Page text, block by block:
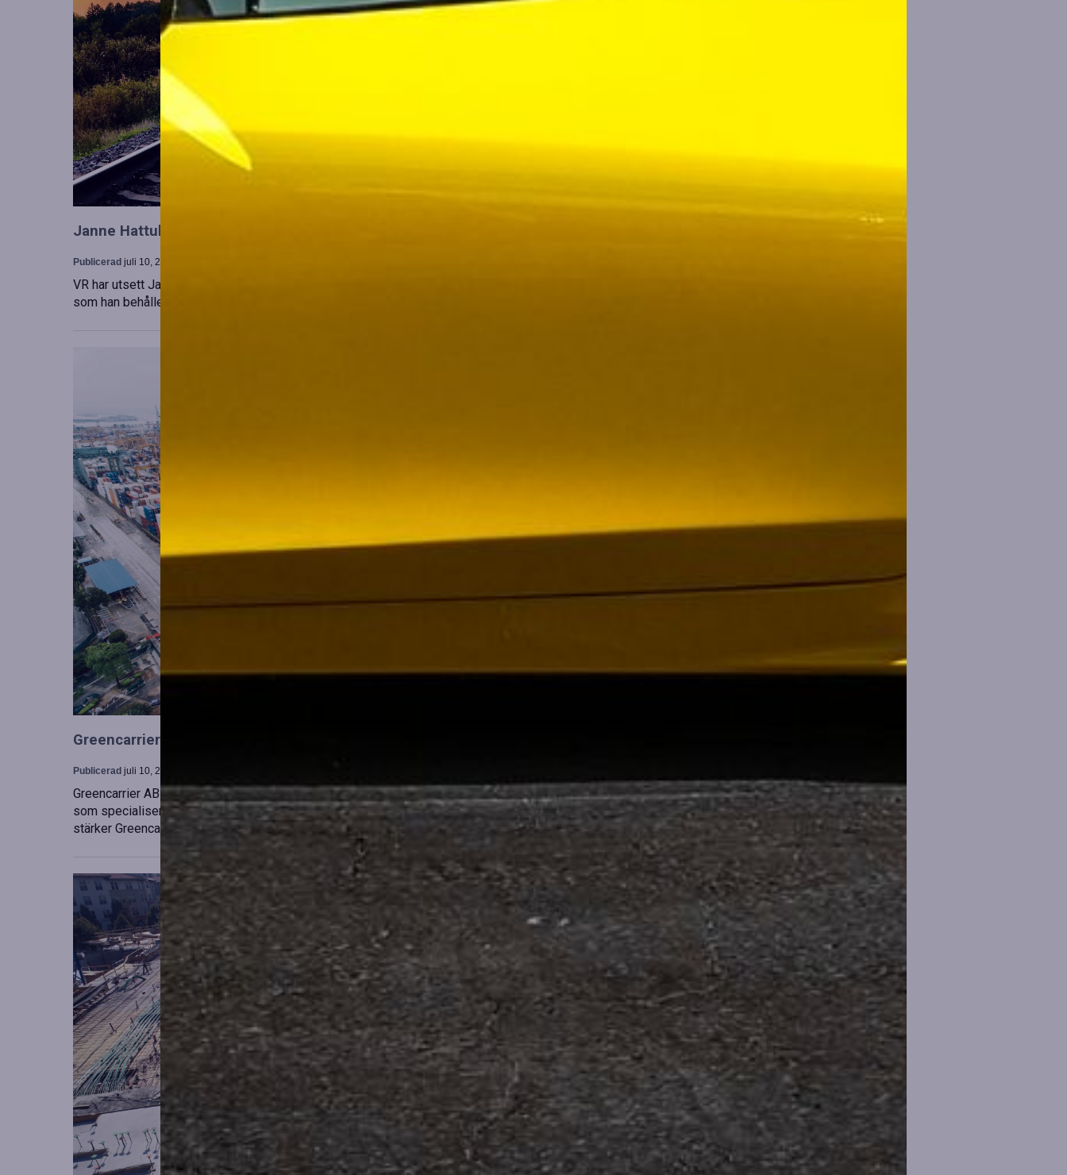
Janne Hattula tillträder som ny ledare för VR City Traffic i Sverige och Finland
Publicerad juli 10, 2026
VR har utsett Janne Hattula att leda verksamheten för upphandlad kollektivtrafik i Sverige, samtidigt
som han behåller sitt ansvar i Finland. Detta sker i kölvattnet av Johan Oscarssons avsked från…
Greencarrier utökar sin verksamhet genom förvärv av Containerhandel CARU
Publicerad juli 10, 2026
Greencarrier AB har förvärvat en majoritetsandel i Containerhandel CARU AB, ett svenskt företag
som specialiserar sig på försäljning, uthyrning och skräddarsydda containerlösningar. Detta förvärv
stärker Greencarriers ställning inom containersektorn och…